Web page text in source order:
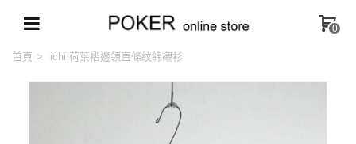
0
首頁 > ichi 荷葉褶邊領直條紋綿襯衫